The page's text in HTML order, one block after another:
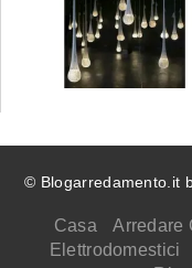
© Blogarredamento.it
Casa Arredare
Elettrodomestici